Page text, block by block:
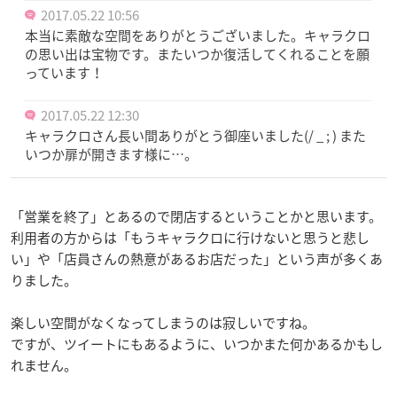
2017.05.22 10:56
本当に素敵な空間をありがとうございました。キャラクロ
の思い出は宝物です。またいつか復活してくれることを願
っています！
2017.05.22 12:30
キャラクロさん長い間ありがとう御座いました(/ _ ; ) また
いつか扉が開きます様に…。
「営業を終了」とあるので閉店するということかと思います。
利用者の方からは「もうキャラクロに行けないと思うと悲し
い」や「店員さんの熱意があるお店だった」という声が多くあ
りました。
楽しい空間がなくなってしまうのは寂しいですね。
ですが、ツイートにもあるように、いつかまた何かあるかもし
れません。